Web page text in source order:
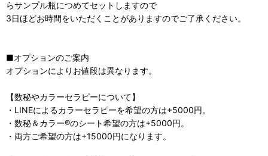
らサンプル瓶につめてセットしますので
3日ほどお時間をいただくことがありますのでご了承ください。
■オプションのご案内
オプションによりお値段は異なります。
【数秘やカラーセラピーについて】
・LINEによるカラーセラピーを希望の方は+5000円。
・数秘＆カラー®のシート希望の方は+5000円。
・両方ご希望の方は+15000円になります。